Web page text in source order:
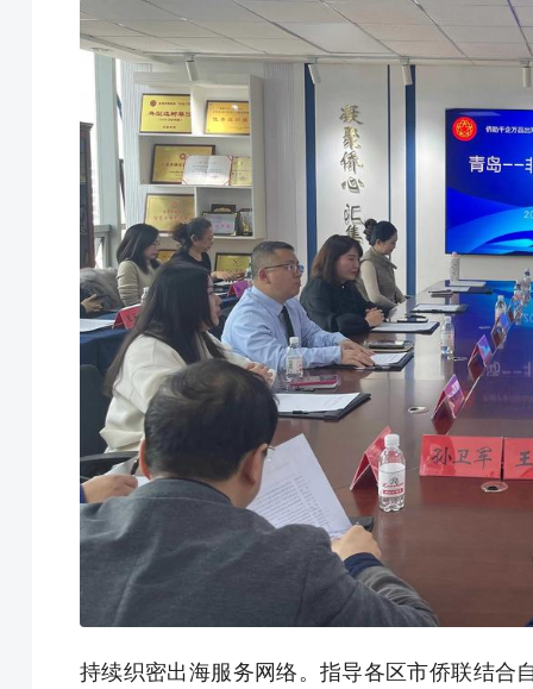
持续织密出海服务网络。指导各区市侨联结合